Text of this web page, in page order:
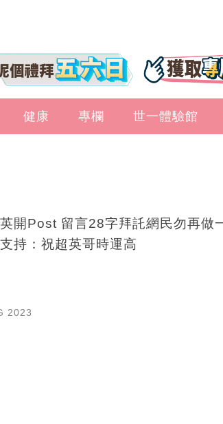
健康 專欄 世一體驗館
開Post 留言28字拜託網民勿再做
持：祝超英哥時運高
2023